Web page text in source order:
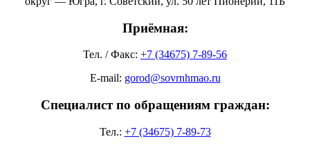
Приёмная:
Тел. / Факс: +7 (34675) 7-89-56
E-mail: gorod@sovrnhmao.ru
Специалист по обращениям граждан:
Тел.: +7 (34675) 7-89-73